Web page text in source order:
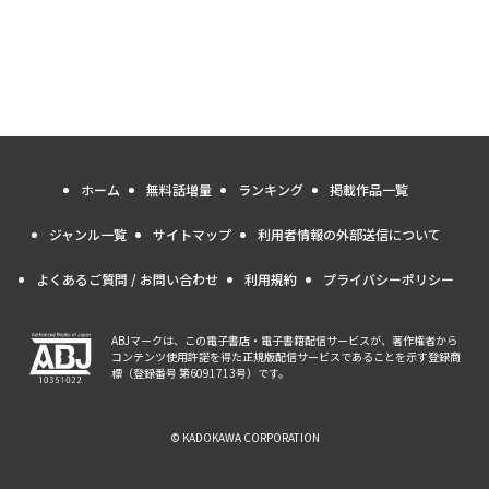
ホーム 無料話増量 ランキング 掲載作品一覧
ジャンル一覧 サイトマップ 利用者情報の外部送信について
よくあるご質問 / お問い合わせ 利用規約 プライバシーポリシー
ABJマークは、この電子書店・電子書籍配信サービスが、著作権者から
コンテンツ使用許諾を得た正規版配信サービスであることを示す登録商
標（登録番号 第6091713号）です。
© KADOKAWA CORPORATION